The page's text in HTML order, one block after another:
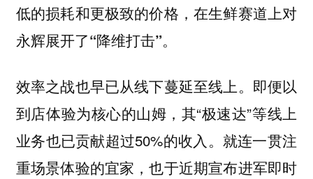
低的损耗和更极致的价格，在生鲜赛道上对
永辉展开了“降维打击”。
效率之战也早已从线下蔓延至线上。即便以
到店体验为核心的山姆，其“极速达”等线上
业务也已贡献超过50%的收入。就连一贯注
重场景体验的宜家，也于近期宣布进军即时